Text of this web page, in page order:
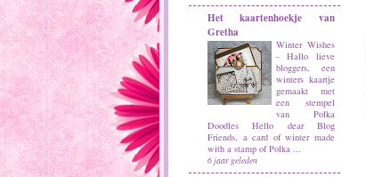
Het kaartenhoekje van
Gretha
Winter Wishes
- Hallo lieve
bloggers, een
winters kaartje
gemaakt met
een stempel
van Polka
Doodles Hello dear Blog
Friends, a card of winter made
with a stamp of Polka ...
6 jaar geleden